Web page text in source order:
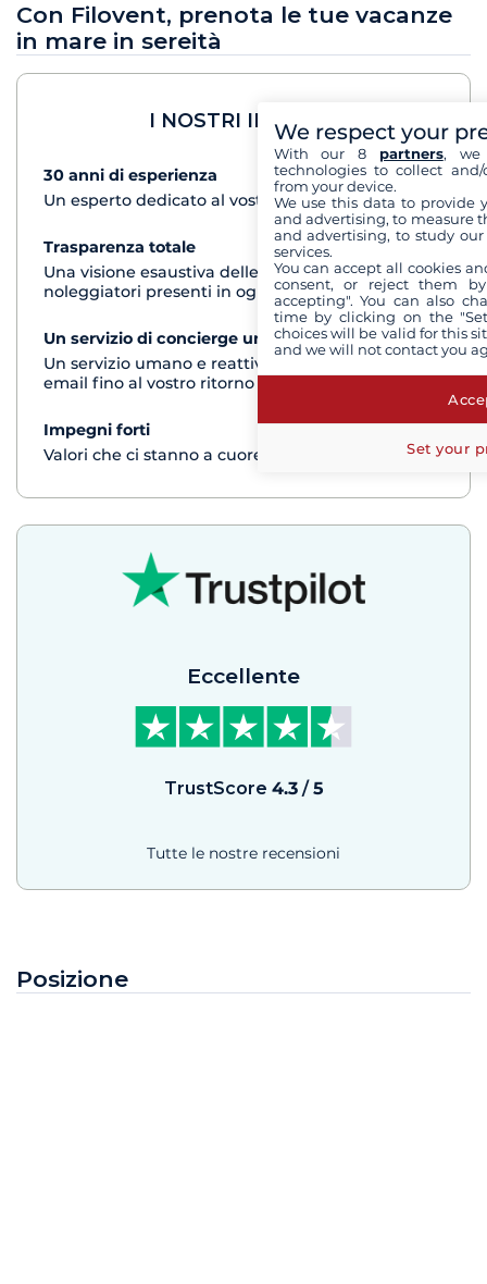
Con Filovent, prenota le tue vacanze
in mare in sereità
I NOSTRI IMPEGNI
30 anni di esperienza
vedi+
Un esperto dedicato al vostro progetto di crociera
Trasparenza totale
vedi+
Una visione esaustiva delle barche di tutti i
noleggiatori presenti in ogni destinazione
Un servizio di concierge unico
vedi+
Un servizio umano e reattivo per telefono o via
email fino al vostro ritorno dalla crociera
Impegni forti
vedi+
Valori che ci stanno a cuore
Eccellente
TrustScore 4.3/5
Tutte le nostre recensioni
Posizione
We respect your
With our 8 partners, we
technologies to collect
from your device.
We use this data to provide
and advertising, to measure
and advertising, to study
services.
You can accept all cookies
consent, or reject them
accepting". You can also
time by clicking on the
choices will be valid for this
and we will not contact you
Set your